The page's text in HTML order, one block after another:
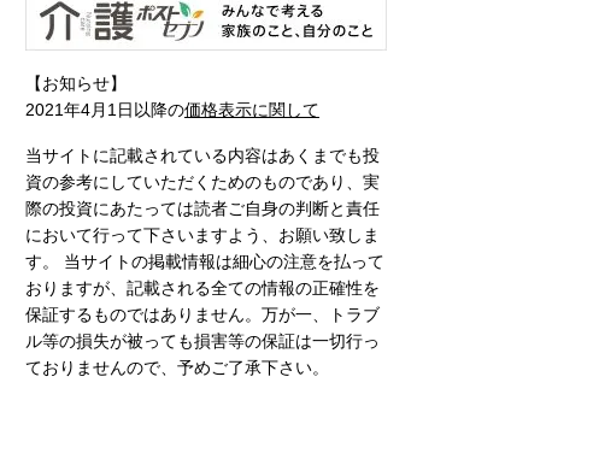
【お知らせ】
2021年4月1日以降の価格表示に関して
当サイトに記載されている内容はあくまでも投
資の参考にしていただくためのものであり、実
際の投資にあたっては読者ご自身の判断と責任
において行って下さいますよう、お願い致しま
す。 当サイトの掲載情報は細心の注意を払って
おりますが、記載される全ての情報の正確性を
保証するものではありません。万が一、トラブ
ル等の損失が被っても損害等の保証は一切行っ
ておりませんので、予めご了承下さい。